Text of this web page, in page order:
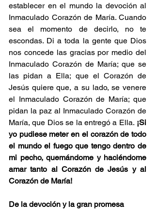
establecer en el mundo la devoción al
Inmaculado Corazón de María. Cuando
sea el momento de decirlo, no te
escondas. Di a toda la gente que Dios
nos concede las gracias por medio del
Inmaculado Corazón de María; que se
las pidan a Ella; que el Corazón de
Jesús quiere que, a su lado, se venere
el Inmaculado Corazón de María; que
pidan la paz al Inmaculado Corazón de
María, que Dios se la entregó a Ella. ¡Si
yo pudiese meter en el corazón de todo
el mundo el fuego que tengo dentro de
mi pecho, quemándome y haciéndome
amar tanto al Corazón de Jesús y al
Corazón de María!
De la devoción y la gran promesa